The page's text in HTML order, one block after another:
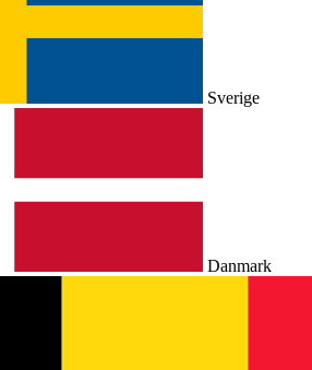
Sverige
Danmark